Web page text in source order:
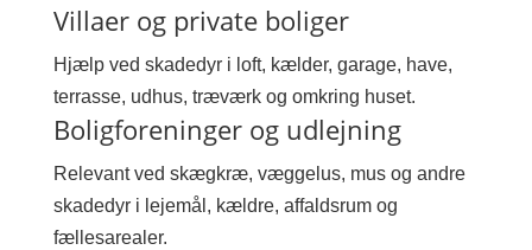
Villaer og private boliger
Hjælp ved skadedyr i loft, kælder, garage, have,
terrasse, udhus, træværk og omkring huset.
Boligforeninger og udlejning
Relevant ved skægkræ, væggelus, mus og andre
skadedyr i lejemål, kældre, affaldsrum og
fællesarealer.